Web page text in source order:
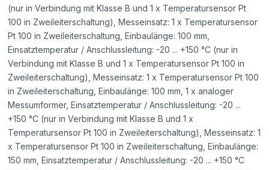
(nur in Verbindung mit Klasse B und 1 x Temperatursensor Pt
100 in Zweileiterschaltung), Messeinsatz: 1 x Temperatursensor
Pt 100 in Zweileiterschaltung, Einbaulänge: 100 mm,
Einsatztemperatur / Anschlussleitung: -20 ... +150 °C (nur in
Verbindung mit Klasse B und 1 x Temperatursensor Pt 100 in
Zweileiterschaltung), Messeinsatz: 1 x Temperatursensor Pt 100
in Zweileiterschaltung, Einbaulänge: 100 mm, 1 x analoger
Messumformer, Einsatztemperatur / Anschlussleitung: -20 ...
+150 °C (nur in Verbindung mit Klasse B und 1 x
Temperatursensor Pt 100 in Zweileiterschaltung), Messeinsatz: 1
x Temperatursensor Pt 100 in Zweileiterschaltung, Einbaulänge:
150 mm, Einsatztemperatur / Anschlussleitung: -20 ... +150 °C